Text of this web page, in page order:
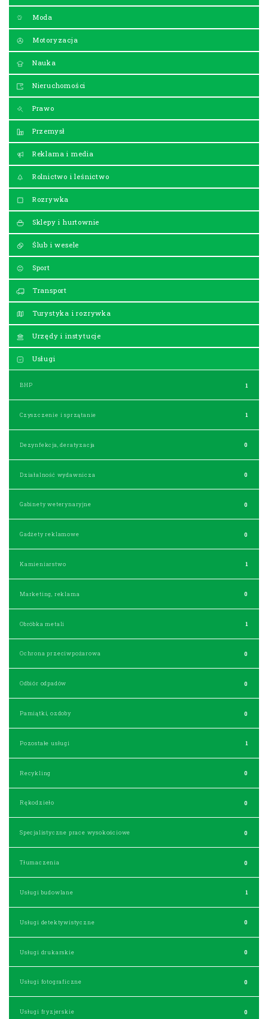
Moda
Motoryzacja
Nauka
Nieruchomości
Prawo
Przemysł
Reklama i media
Rolnictwo i leśnictwo
Rozrywka
Sklepy i hurtownie
Ślub i wesele
Sport
Transport
Turystyka i rozrywka
Urzędy i instytucje
Usługi
BHP 1
Czyszczenie i sprzątanie 1
Dezynfekcja, deratyzacja 0
Działalność wydawnicza 0
Gabinety weterynaryjne 0
Gadżety reklamowe 0
Kamieniarstwo 1
Marketing, reklama 0
Obróbka metali 1
Ochrona przeciwpożarowa 0
Odbiór odpadów 0
Pamiątki, ozdoby 0
Pozostałe usługi 1
Recykling 0
Rękodzieło 0
Specjalistyczne prace wysokościowe 0
Tłumaczenia 0
Usługi budowlane 1
Usługi detektywistyczne 0
Usługi drukarskie 0
Usługi fotograficzne 0
Usługi fryzjerskie 0